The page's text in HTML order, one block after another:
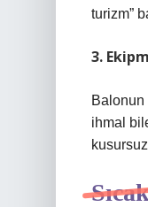
turizm”
3.
Balonun
ihmal
kusursuz